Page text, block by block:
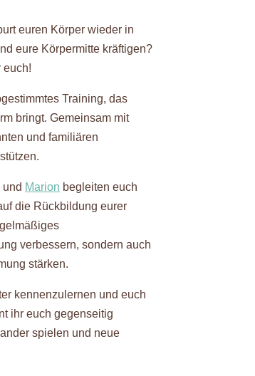
euren Körper wieder in
eure Körpermitte kräftigen?
euch!
Training, das
bringt. Gemeinsam mit
und familiären
und Marion begleiten euch
die Rückbildung eurer
verbessern, sondern auch
stärken.
kennenzulernen und euch
ihr euch gegenseitig
spielen und neue